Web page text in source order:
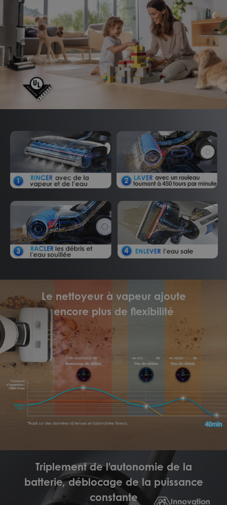
Le nettoyeur à vapeur ajoute
encore plus de flexibilité
Triplement de l'autonomie de la
batterie, déblocage de la puissance
constante